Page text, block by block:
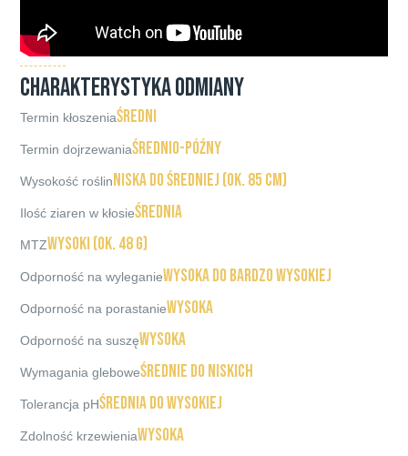
CHARAKTERYSTYKA ODMIANY
Termin kłoszeniaśredni
Termin dojrzewaniaśrednio-późny
Wysokość roślinniska do średniej (ok. 85 cm)
Ilość ziaren w kłosieśrednia
MTZwysoki (ok. 48 g)
Odporność na wyleganiewysoka do bardzo wysokiej
Odporność na porastaniewysoka
Odporność na suszęwysoka
Wymagania gleboweśrednie do niskich
Tolerancja pHśrednia do wysokiej
Zdolność krzewieniawysoka